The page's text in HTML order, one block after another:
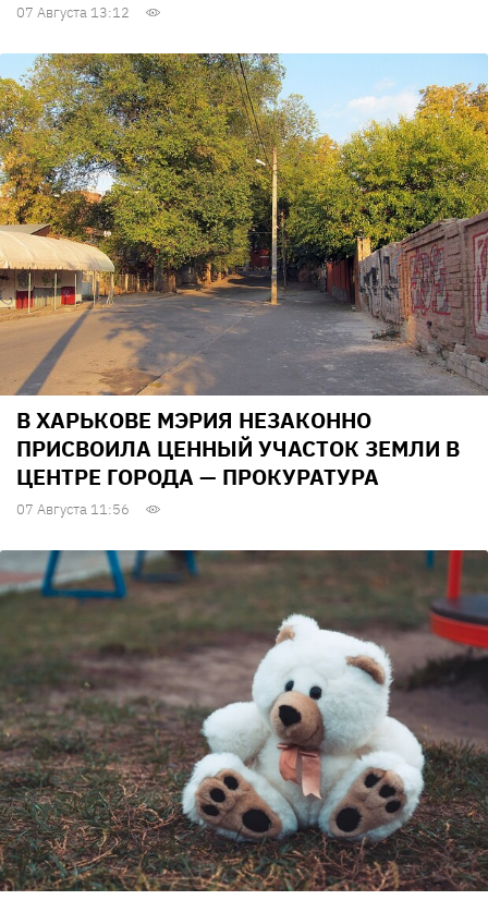
07 Августа 13:12
В ХАРЬКОВЕ МЭРИЯ НЕЗАКОННО
ПРИСВОИЛА ЦЕННЫЙ УЧАСТОК ЗЕМЛИ В
ЦЕНТРЕ ГОРОДА — ПРОКУРАТУРА
07 Августа 11:56